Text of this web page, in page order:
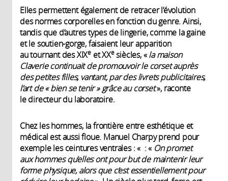
Elles permettent également de retracer l’évolution
des normes corporelles en fonction du genre. Ainsi,
tandis que d’autres types de lingerie, comme la gaine
et le soutien-gorge, faisaient leur apparition
au tournant des XIXe et XXesiècles, «la maison
Claverie continuait de promouvoir le corset auprès
des petites filles, vantant, par des livrets publicitaires,
l’art de « bien se tenir » grâce au corset», raconte
le directeur du laboratoire.
Chez les hommes, la frontière entre esthétique et
médical est aussi floue. Manuel Charpy prend pour
exemple les ceintures ventrales : « : « On promet
aux hommes qu’elles ont pour but de maintenir leur
forme physique, alors que c’est essentiellement pour